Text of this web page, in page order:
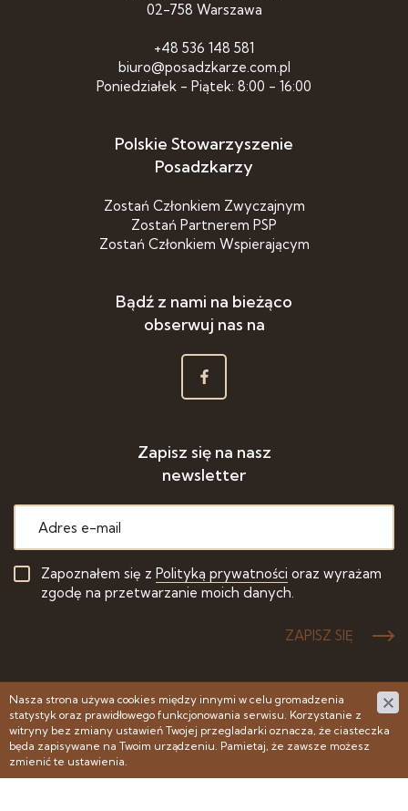
02-758 Warszawa
+48 536 148 581
biuro@posadzkarze.com.pl
Poniedziałek - Piątek: 8:00 - 16:00
Polskie Stowarzyszenie
Posadzkarzy
Zostań Członkiem Zwyczajnym
Zostań Partnerem PSP
Zostań Członkiem Wspierającym
Bądź z nami na bieżąco
obserwuj nas na
Zapisz się na nasz
newsletter
Zapoznałem się z Polityką prywatności oraz wyrażam
zgodę na przetwarzanie moich danych.
ZAPISZ SIĘ
© 2007 - 2022 PSP - Polskie Stowarzyszenie Posadzkarzy -
Wszelkie prawa zastrzeżone
Projekt & cms:
Nasza strona używa cookies między innymi w celu gromadzenia
statystyk oraz prawidłowego funkcjonowania serwisu. Korzystanie z
witryny bez zmiany ustawień Twojej przegladarki oznacza, że ciasteczka
będa zapisywane na Twoim urządzeniu. Pamietaj, że zawsze możesz
zmienić te ustawienia.